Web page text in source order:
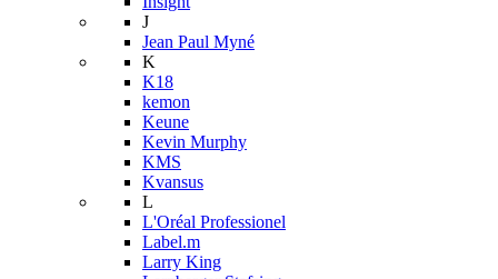
J
Jean Paul Myné
K
K18
kemon
Keune
Kevin Murphy
KMS
Kvansus
L
L'Oréal Professionel
Label.m
Larry King